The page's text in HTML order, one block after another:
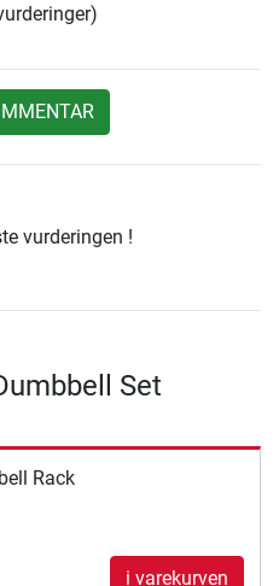
vurderingen !
Set
Rack
i varekurven